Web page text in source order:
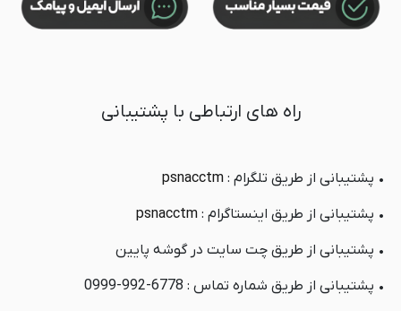
✅
✅
امکان آپدیت
بازی
در تمامی اکانت کنسول
ارزانتر برای
آنلاین باز ها و
بازی های
داستانی
بهترین گزینه
برای استفاده
طولانی
ارزان تر برای
بازی های
نامحدود نامحدود ۲۴ تا ۴۸ ساعت
راه های ارتباطی با پشتیبانی
• پشتیبانی از طریق تلگرام : psnacctm
• پشتیبانی از طریق اینستاگرام : psnacctm
• پشتیبانی از طریق چت سایت در گوشه پایین
• پشتیبانی از طریق شماره تماس : 6778-992-0999